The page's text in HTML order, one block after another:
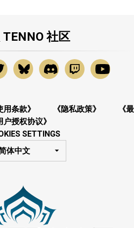
TENNO 社区
用条款》 《隐私政策》
《最
户授权协议》
SETTINGS
体中文